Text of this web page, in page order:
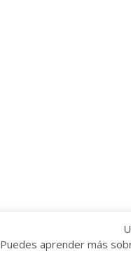
Puedes aprender más